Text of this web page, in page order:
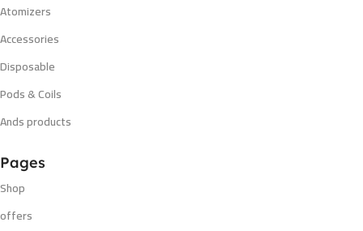
Atomizers
Accessories
Disposable
Pods & Coils
Ands products
Pages
Shop
offers